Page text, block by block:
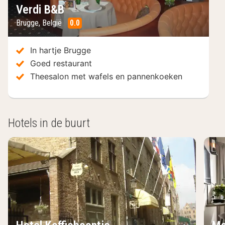
Verdi B&B
Brugge, België 0.0
/10
In hartje Brugge
Goed restaurant
Theesalon met wafels en pannenkoeken
Hotels in de buurt